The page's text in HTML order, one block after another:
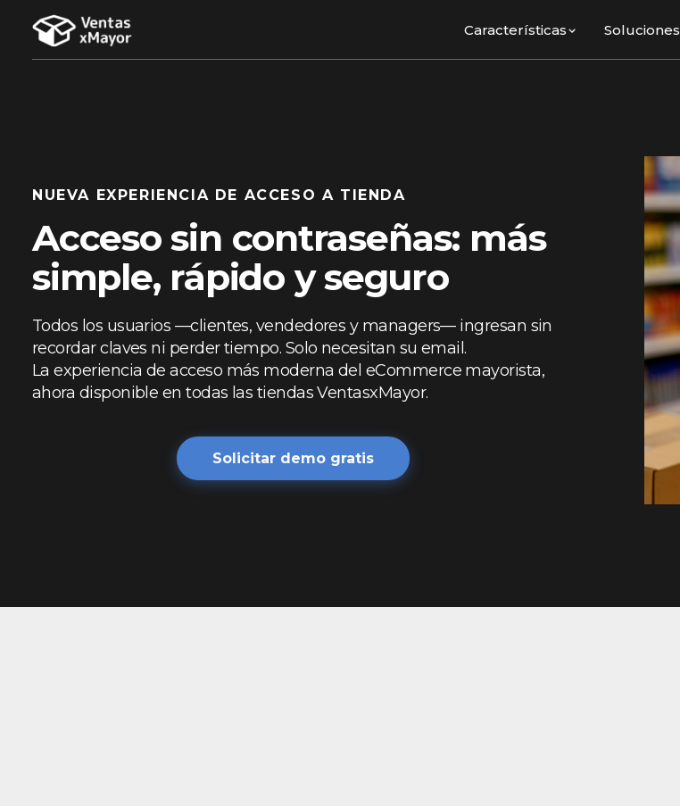
Características Soluciones
NUEVA EXPERIENCIA DE ACCESO A TIENDA
Acceso sin contraseñas: más
simple, rápido y seguro
Todos los usuarios —clientes, vendedores y managers— ingresan sin
recordar claves ni perder tiempo. Solo necesitan su email.
La experiencia de acceso más moderna del eCommerce mayorista,
ahora disponible en todas las tiendas VentasxMayor.
Solicitar demo gratis